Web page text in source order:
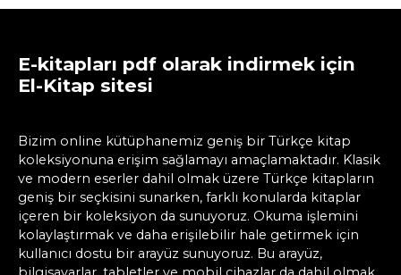
E-kitapları pdf olarak indirmek için
El-Kitap sitesi
Bizim online kütüphanemiz geniş bir Türkçe kitap
koleksiyonuna erişim sağlamayı amaçlamaktadır. Klasik
ve modern eserler dahil olmak üzere Türkçe kitapların
geniş bir seçkisini sunarken, farklı konularda kitaplar
içeren bir koleksiyon da sunuyoruz. Okuma işlemini
kolaylaştırmak ve daha erişilebilir hale getirmek için
kullanıcı dostu bir arayüz sunuyoruz. Bu arayüz,